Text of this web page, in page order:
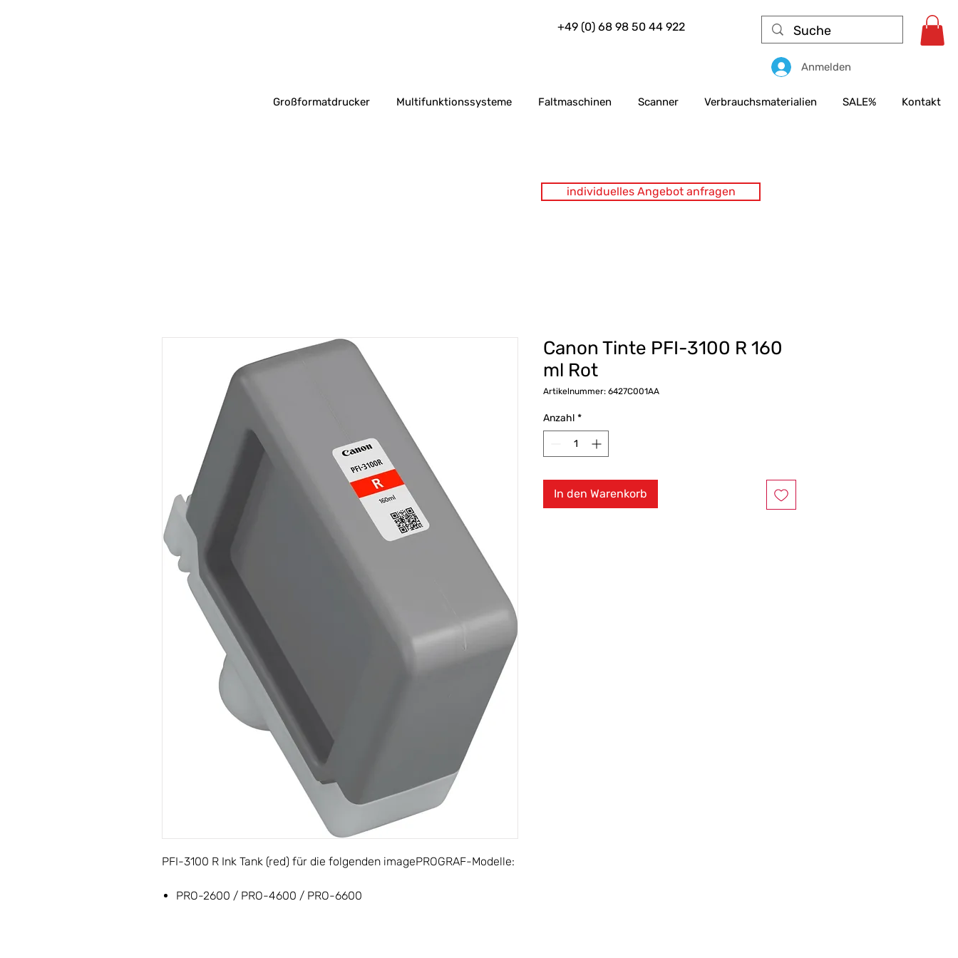
+49 (0) 68 98 50 44 922
Anmelden
Großformatdrucker Multifunktionssysteme Faltmaschinen Scanner Verbrauchsmaterialien SALE% Kontakt
individuelles Angebot anfragen
PFI-3100 R Ink Tank (red) für die folgenden imagePROGRAF-Modelle:
PRO-2600 / PRO-4600 / PRO-6600
Canon Tinte PFI-3100 R 160
ml Rot
Artikelnummer: 6427C001AA
Anzahl *
In den Warenkorb